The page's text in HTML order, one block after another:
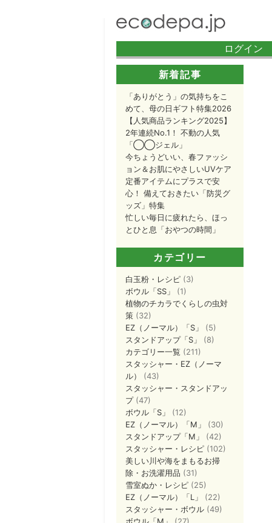
ログイン |
新着記事
「ありがとう」の気持ちをこ
めて、母の日ギフト特集2026
【人気商品ランキング2025】
2年連続No.1！ 不動の人気
「◯◯ジェル」
今ちょうどいい、春ファッシ
ョン＆お肌にやさしいUVケア
定番アイテムにプラスで安
心！ 備えておきたい「防災グ
ッズ」特集
忙しい毎日に疲れたら、ほっ
とひと息「おやつの時間」
カテゴリー
白玉粉・レシピ (3)
ボウル「SS」
(1)
植物のチカラでくらしの虫対
策 (32)
EZ（ノーマル）「S」
(5)
スタンドアップ「S」
(8)
カテゴリー一覧 (211)
スタッシャー・EZ（ノーマ
ル）
(43)
スタッシャー・スタンドアッ
プ(47)
ボウル「S」
(12)
EZ（ノーマル）「M」
(30)
スタンドアップ「M」
(42)
スタッシャー・レシピ (102)
美しい川や海をまもるお掃
除・お洗濯用品 (31)
雪室ぬか・レシピ (25)
EZ（ノーマル）「L」
(22)
スタッシャー・ボウル (49)